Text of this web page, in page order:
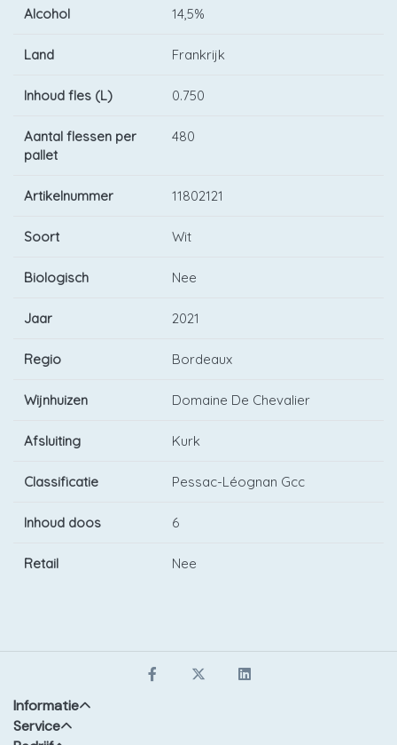
Alcohol 14,5%
Land Frankrijk
Inhoud fles (L) 0.750
Aantal flessen per
pallet
480
Artikelnummer 11802121
Soort Wit
Biologisch Nee
Jaar 2021
Regio Bordeaux
Wijnhuizen Domaine De Chevalier
Afsluiting Kurk
Classificatie Pessac-Léognan Gcc
Inhoud doos 6
Retail Nee
Informatie
Service